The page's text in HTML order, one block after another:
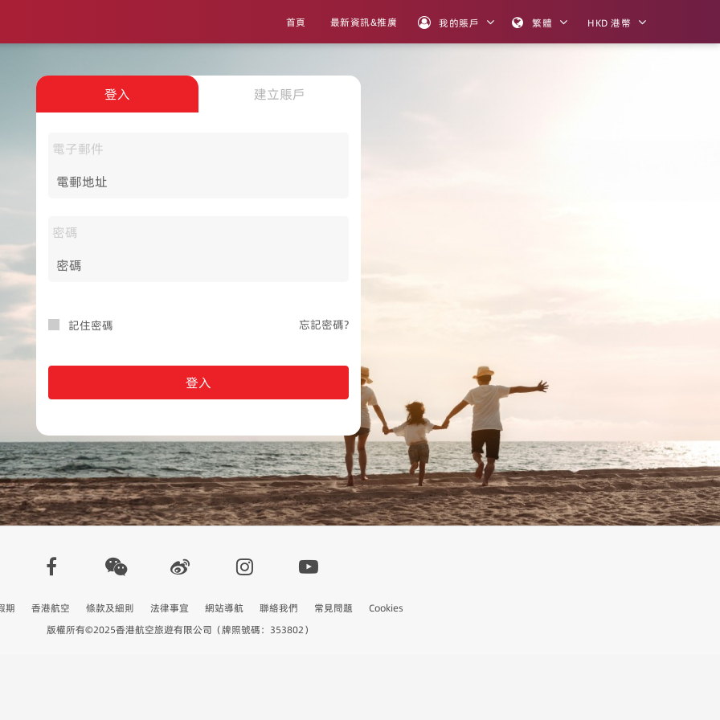
首頁 最新資訊&推廣 我的賬戶 繁體 HKD 港幣
登入 建立賬戶
電子郵件
密碼
記住密碼 忘記密碼?
登入
期 香港航空 條款及細則 法律事宜 網站導航 聯絡我們 常見問題
Cookies
版權所有©2025香港航空旅遊有限公司（牌照號碼：353802）